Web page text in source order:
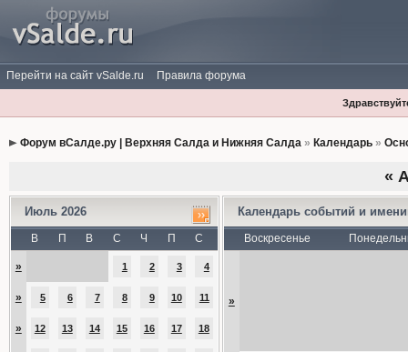
Перейти на сайт vSalde.ru Правила форума
Форум вСалде.ру | Верхняя Салда и Нижняя Салда» Календарь»
«
Июль 2026
В П В С Ч П С
» 1 2 3 4
» 5 6 7 8 9 10 11
» 12 13 14 15 16 17 18
Календарь событий и
Воскресенье
»